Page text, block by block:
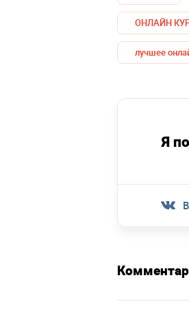
ОНЛАЙН
лучшее
Я